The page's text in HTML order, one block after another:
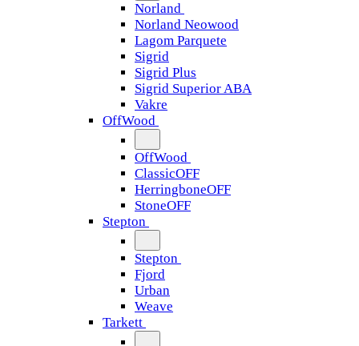
Norland
Norland Neowood
Lagom Parquete
Sigrid
Sigrid Plus
Sigrid Superior ABA
Vakre
OffWood
OffWood
ClassicOFF
HerringboneOFF
StoneOFF
Stepton
Stepton
Fjord
Urban
Weave
Tarkett